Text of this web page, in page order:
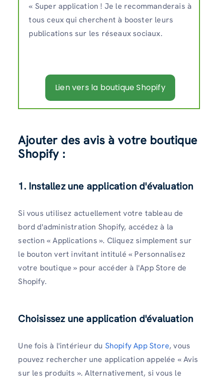
« Super application ! Je le recommanderais à
tous ceux qui cherchent à booster leurs
publications sur les réseaux sociaux.
Lien vers la boutique Shopify
Ajouter des avis à votre boutique
Shopify :
1. Installez une application d'évaluation
Si vous utilisez actuellement votre tableau de
bord d'administration Shopify, accédez à la
section « Applications ». Cliquez simplement sur
le bouton vert invitant intitulé « Personnalisez
votre boutique » pour accéder à l'App Store de
Shopify.
Choisissez une application d'évaluation
Une fois à l'intérieur du Shopify App Store, vous
pouvez rechercher une application appelée « Avis
sur les produits ». Alternativement, si vous le